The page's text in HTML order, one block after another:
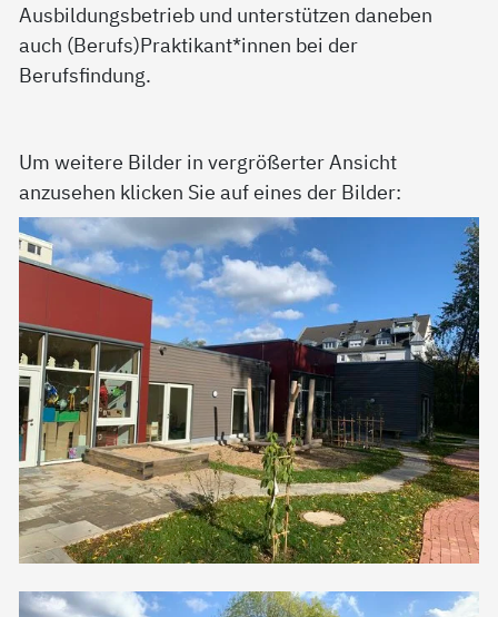
Ausbildungsbetrieb und unterstützen daneben
auch (Berufs)Praktikant*innen bei der
Berufsfindung.
Um weitere Bilder in vergrößerter Ansicht
anzusehen klicken Sie auf eines der Bilder: